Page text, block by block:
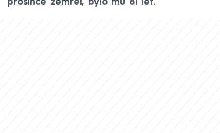
prosince zemřel, bylo mu 81 let.